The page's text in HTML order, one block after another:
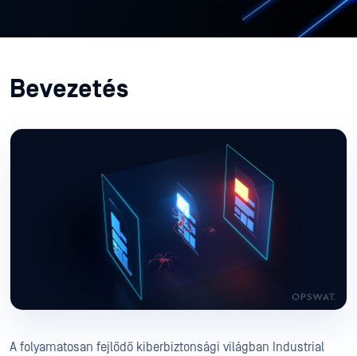
Bevezetés
A folyamatosan fejlődő kiberbiztonsági világban Industrial